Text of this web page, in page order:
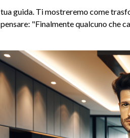
guida. Ti mostreremo come
"Finalmente qualcuno che